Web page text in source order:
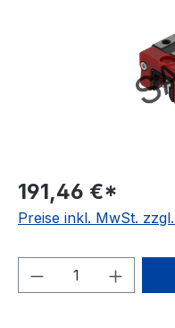
191,46 €*
Preise inkl. MwSt.
Produkt